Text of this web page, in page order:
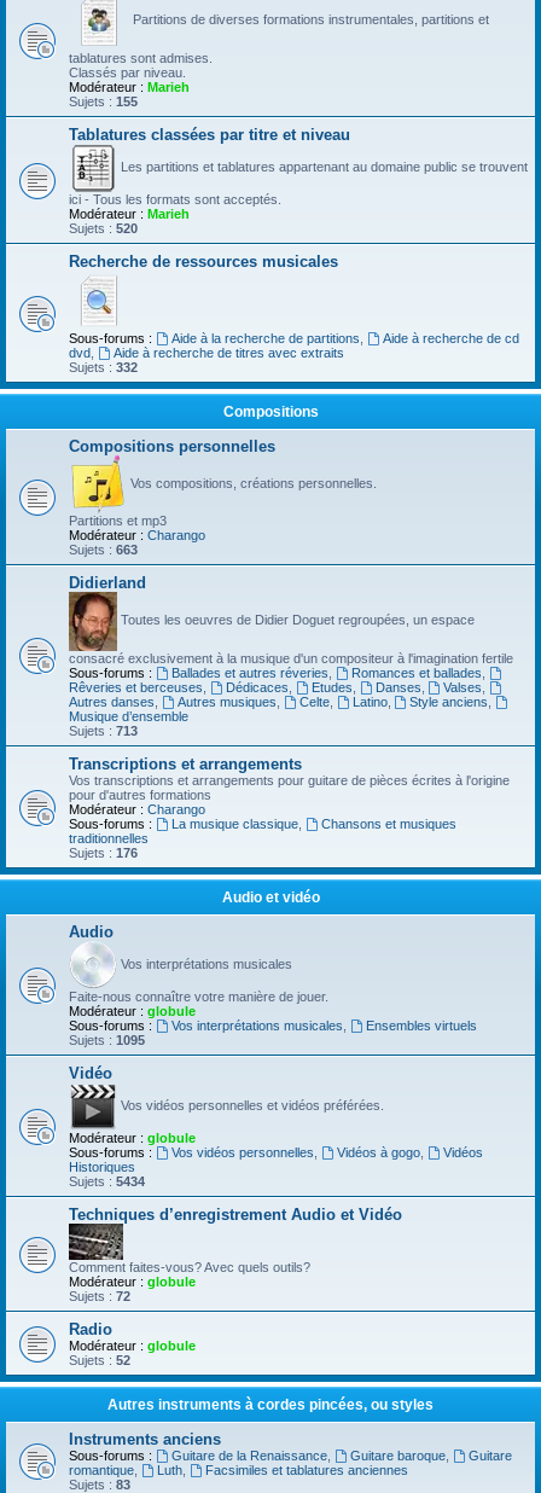
Partitions de diverses formations instrumentales, partitions et
tablatures sont admises.
Classés par niveau.
Modérateur : Marieh
Sujets : 155
Tablatures classées par titre et niveau
Les partitions et tablatures appartenant au domaine public se trouvent
ici - Tous les formats sont acceptés.
Modérateur : Marieh
Sujets : 520
Recherche de ressources musicales
Sous-forums : Aide à la recherche de partitions
Aide à recherche de cd
dvd
Aide à recherche de titres avec extraits
Sujets : 332
Compositions
Compositions personnelles
Vos compositions, créations personnelles.
Partitions et mp3
Modérateur : Charango
Sujets : 663
Didierland
Toutes les oeuvres de Didier Doguet regroupées, un espace
consacré exclusivement à la musique d'un compositeur à l'imagination fertile
Sous-forums :
Ballades et autres réveries Romances et ballades
Rêveries et berceuses
Dédicaces Etudes Danses Valses
Autres danses
Autres musiques Celte, Latino, Style anciens
Musique d’ensemble
Sujets : 713
Transcriptions et arrangements
Vos transcriptions et arrangements pour guitare de pièces écrites à l'origine
pour d'autres formations
Modérateur : Charango
Sous-forums :
La musique classique,
Chansons et musiques
traditionnelles
Sujets : 176
Audio et vidéo
Audio
Vos interprétations musicales
Faite-nous connaître votre manière de jouer.
Modérateur : globule
Sous-forums :
Vos interprétations musicales
Ensembles virtuels
Sujets : 1095
Vidéo
Vos vidéos personnelles et vidéos préférées.
Modérateur : globule
Sous-forums :
Vos vidéos personnelles Vidéos à gogo,
Vidéos
Historiques
Sujets : 5434
Techniques d’enregistrement Audio et Vidéo
Comment faites-vous? Avec quels outils?
Modérateur : globule
Sujets : 72
Radio
Modérateur : globule
Sujets : 52
Autres instruments à cordes pincées, ou styles
Instruments anciens
Sous-forums : Guitare de la Renaissance, Guitare baroque,
Guitare
romantique
Luth,
Facsimiles et tablatures anciennes
Sujets : 83